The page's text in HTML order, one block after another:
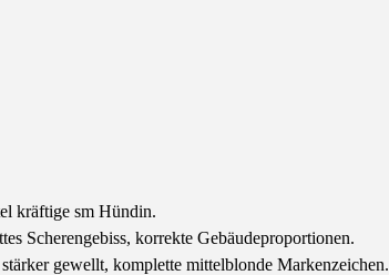
kräftige sm Hündin.
Scherengebiss, korrekte Gebäudeproportionen.
gewellt, komplette mittelblonde Markenzeichen.